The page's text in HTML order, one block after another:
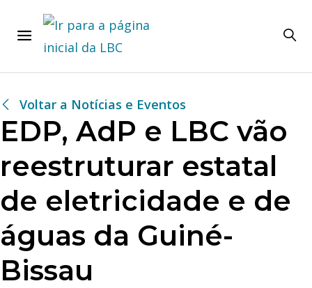
Voltar a Notícias e Eventos
EDP, AdP e LBC vão
reestruturar estatal
de eletricidade e de
águas da Guiné-
Bissau